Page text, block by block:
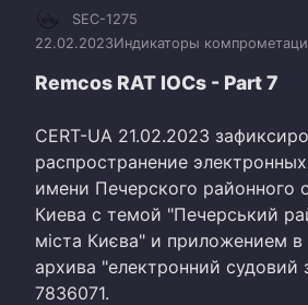
SEC-1275
22.02.2023Индикаторы
Remcos RAT IOCs - Part 7
CERT-UA 21.02.2023
распространение
имени Печерского районного
Киева с темой "Печерський
міста Києва" и приложением в
архива "електронний судовий
7836071.